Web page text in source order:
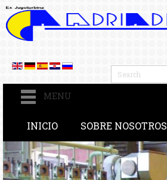
MENU
INICIO SOBRE NOSOTROS